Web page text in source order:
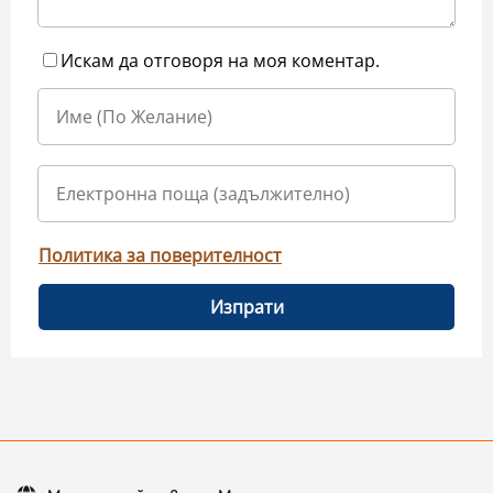
Искам да отговоря на моя коментар.
Политика за поверителност
Изпрати